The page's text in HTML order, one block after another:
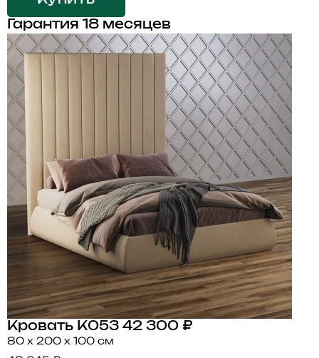
Гарантия 18 месяцев
Кровать K053 42 300 ₽
80 x 200 x 100 см